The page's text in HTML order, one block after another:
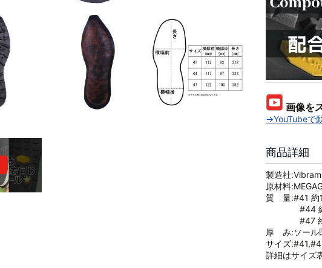
画像を
→YouTubeで
商品詳細
製造社
原材料
質 量:#41 約
#44 約
#47 約
厚 み:ソール
サイズ
詳細はサイズ